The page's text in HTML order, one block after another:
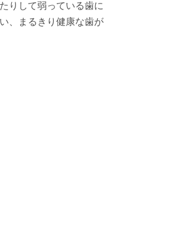
りして弱っている歯に
、まるきり健康な歯が